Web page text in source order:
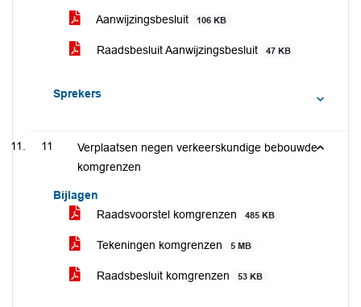
Aanwijzingsbesluit 106 KB
Raadsbesluit Aanwijzingsbesluit 47 KB
Sprekers
11
Verplaatsen negen verkeerskundige bebouwde
komgrenzen
Bijlagen
Raadsvoorstel komgrenzen
485 KB
Tekeningen komgrenzen 5 MB
Raadsbesluit komgrenzen 53 KB